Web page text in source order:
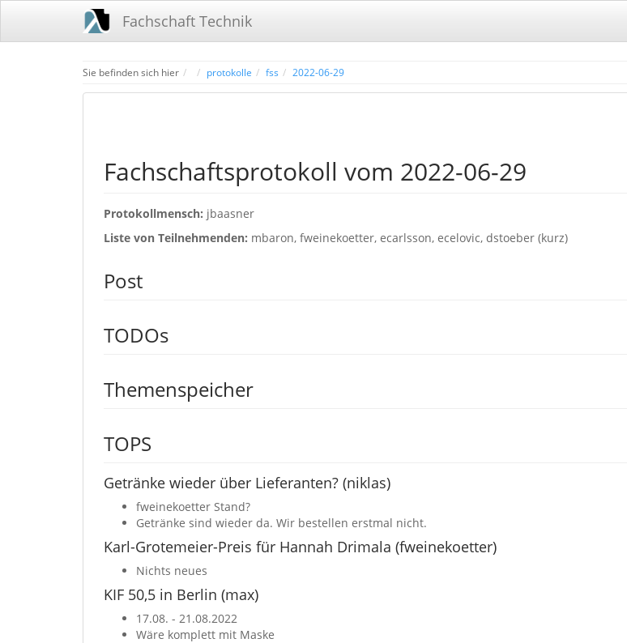
Fachschaft Technik
Sie befinden sich hier Homeprotokolle fss 2022-06-29
Fachschaftsprotokoll vom 2022-06-29
Protokollmensch: jbaasner
Liste von Teilnehmenden: mbaron, fweinekoetter, ecarlsson, ecelovic, dstoeber (kurz)
Post
TODOs
Themenspeicher
TOPS
Getränke wieder über Lieferanten? (niklas)
fweinekoetter Stand?
Getränke sind wieder da. Wir bestellen erstmal nicht.
Karl-Grotemeier-Preis für Hannah Drimala (fweinekoetter)
Nichts neues
KIF 50,5 in Berlin (max)
17.08. - 21.08.2022
Wäre komplett mit Maske